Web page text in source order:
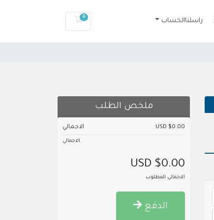
راسلناالحساب
0
ملخص الطلب
الاجمالي $0.00 USD
الاجمالي
$0.00 USD
الاجمالي المطلوب
الدفع